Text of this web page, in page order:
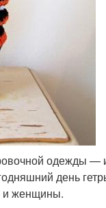
одежды —
день
и женщины.